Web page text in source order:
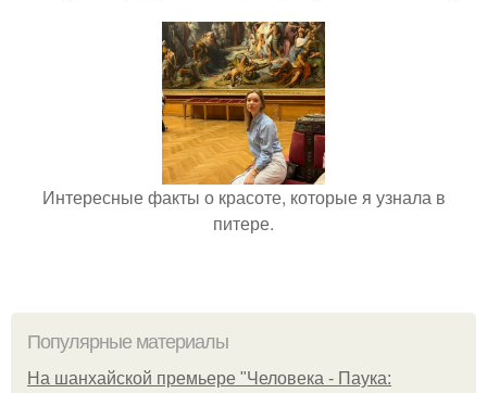
Интересные факты о красоте, которые я узнала в
питере.
Популярные материалы
На шанхайской премьере "Человека - Паука: